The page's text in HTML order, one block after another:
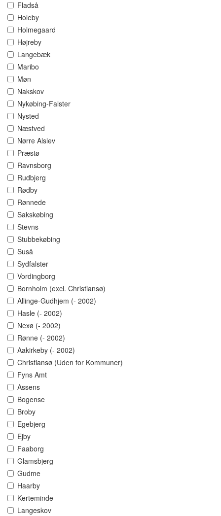
Fladså
Holeby
Holmegaard
Højreby
Langebæk
Maribo
Møn
Nakskov
Nykøbing-Falster
Nysted
Næstved
Nørre Alslev
Præstø
Ravnsborg
Rudbjerg
Rødby
Rønnede
Sakskøbing
Stevns
Stubbekøbing
Suså
Sydfalster
Vordingborg
Bornholm (excl. Christiansø)
Allinge-Gudhjem (- 2002)
Hasle (- 2002)
Nexø (- 2002)
Rønne (- 2002)
Aakirkeby (- 2002)
Christiansø (Uden for Kommuner)
Fyns Amt
Assens
Bogense
Broby
Egebjerg
Ejby
Faaborg
Glamsbjerg
Gudme
Haarby
Kerteminde
Langeskov